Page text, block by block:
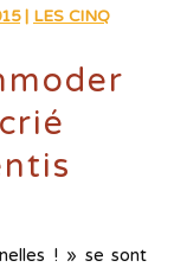
| LES CINQ
! » se sont